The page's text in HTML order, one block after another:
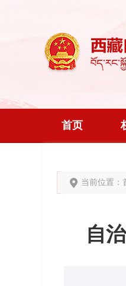
首页
当前位置：
自